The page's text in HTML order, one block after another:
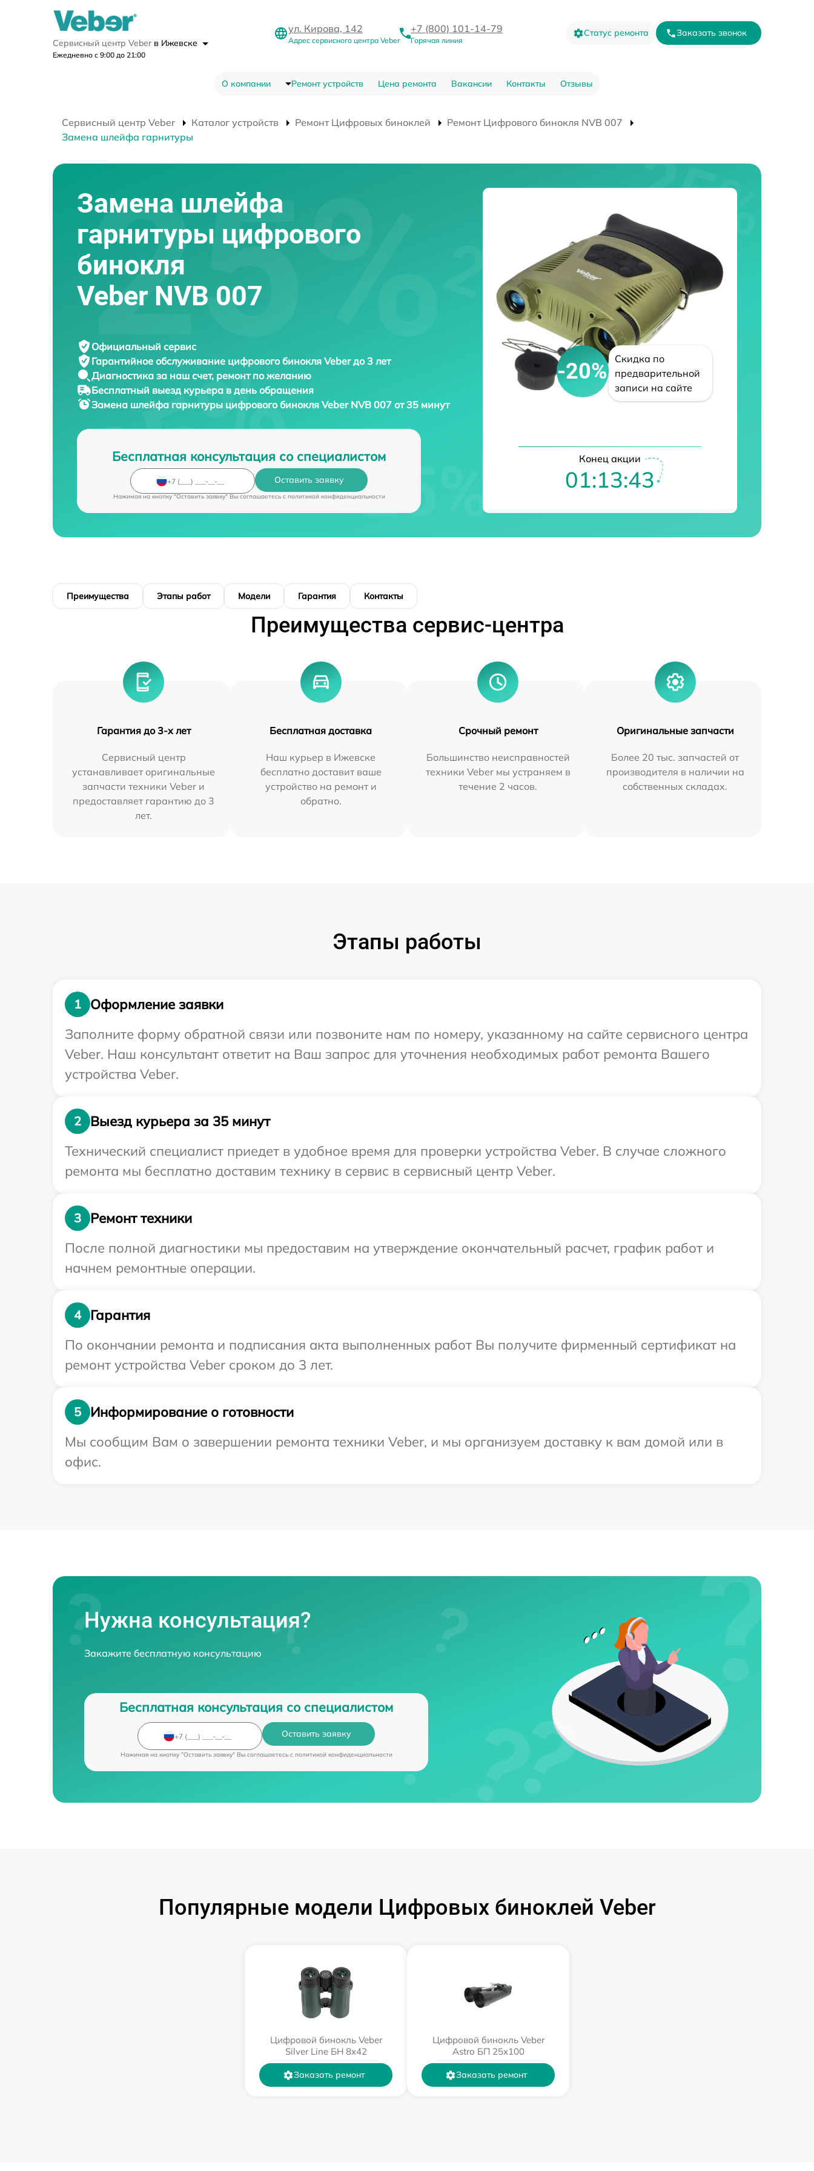
Сервисный центр Veber в Ижевске
Ежедневно с 9:00 до 21:00
ул. Кирова, 142
Адрес сервисного центра Veber
+7 (800) 101-14-79
Горячая линия
Статус ремонта Заказать звонок
О компании Ремонт устройств Цена ремонта Вакансии Контакты Отзывы
Сервисный центр Veber Каталог устройств Ремонт Цифровых биноклей
Ремонт Цифрового бинокля NVB 007
Замена шлейфа гарнитуры
Замена шлейфа
гарнитуры цифрового
бинокля
Veber NVB 007
Официальный сервис
Гарантийное обслуживание цифрового бинокля Veber до 3 лет
Диагностика за наш счет, ремонт по желанию
Бесплатный выезд курьера в день обращения
Замена шлейфа гарнитуры цифрового бинокля Veber NVB 007 от 35 минут
Бесплатная консультация со специалистом
Оставить заявку
Нажимая на кнопку "Оставить заявку" Вы соглашаетесь c политикой конфиденциальности
-20%
Скидка по
предварительной
записи на сайте
Конец акции
01:13:42
Преимущества Этапы работ Модели Гарантия Контакты
Преимущества сервис-центра
Гарантия до 3-х лет
Сервисный центр
устанавливает оригинальные
запчасти техники Veber и
предоставляет гарантию до 3
лет.
Бесплатная доставка
Наш курьер в Ижевске
бесплатно доставит ваше
устройство на ремонт и
обратно.
Срочный ремонт
Большинство неисправностей
техники Veber мы устраняем в
течение 2 часов.
Оригинальные запчасти
Более 20 тыс. запчастей от
производителя в наличии на
собственных складах.
Этапы работы
1
Оформление заявки
Заполните форму обратной связи или позвоните нам по номеру, указанному на сайте сервисного центра
Veber. Наш консультант ответит на Ваш запрос для уточнения необходимых работ ремонта Вашего
устройства Veber.
2
Выезд курьера за 35 минут
Технический специалист приедет в удобное время для проверки устройства Veber. В случае сложного
ремонта мы бесплатно доставим технику в сервис в сервисный центр Veber.
3
Ремонт техники
После полной диагностики мы предоставим на утверждение окончательный расчет, график работ и
начнем ремонтные операции.
4
Гарантия
По окончании ремонта и подписания акта выполненных работ Вы получите фирменный сертификат на
ремонт устройства Veber сроком до 3 лет.
5
Информирование о готовности
Мы сообщим Вам о завершении ремонта техники Veber, и мы организуем доставку к вам домой или в
офис.
Нужна консультация?
Закажите бесплатную консультацию
Бесплатная консультация со специалистом
Оставить заявку
Нажимая на кнопку "Оставить заявку" Вы соглашаетесь c политикой конфиденциальности
Популярные модели Цифровых биноклей Veber
Цифровой бинокль Veber
Silver Line БН 8x42
Заказать ремонт
Цифровой бинокль Veber
Astro БП 25x100
Заказать ремонт